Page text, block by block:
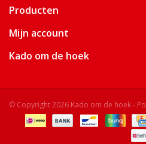
Producten
Mijn account
Kado om de hoek
© Copyright 2026 Kado om de hoek -